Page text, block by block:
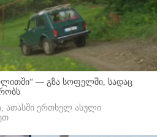
— გზა სოფელში, სადაც
ათასში ერთხელ ასული